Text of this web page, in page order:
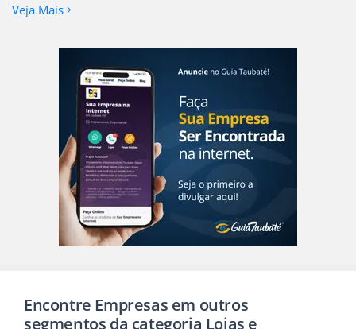
Veja Mais
Encontre Empresas em outros
segmentos da categoria Lojas e